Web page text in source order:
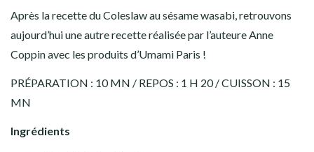
Après la recette du Coleslaw au sésame wasabi, retrouvons
aujourd’hui une autre recette réalisée par l’auteure Anne
Coppin avec les produits d’Umami Paris !
PRÉPARATION : 10 MN / REPOS : 1 H 20 / CUISSON : 15
MN
Ingrédients